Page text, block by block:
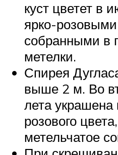
куст цветет в
ярко-
собранными в
метелки.
Спирея
выше 2 м. Во
лета украшена
розового
метельчатое